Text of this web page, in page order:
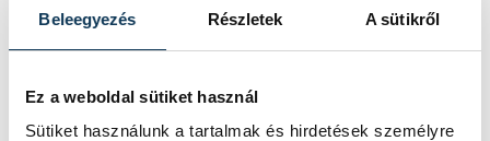
Beleegyezés Részletek A sütikről
Ez a weboldal sütiket használ
Sütiket használunk a tartalmak és hirdetések személyre